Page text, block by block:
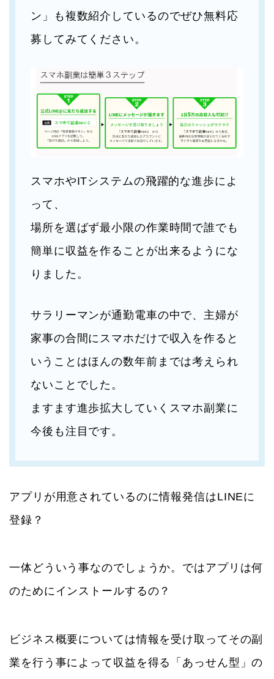
ン」も複数紹介しているのでぜひ無料応
募してみてください。
スマホやITシステムの飛躍的な進歩によ
って、
場所を選ばず最小限の作業時間で誰でも
簡単に収益を作ることが出来るようにな
りました。
サラリーマンが通勤電車の中で、主婦が
家事の合間にスマホだけで収入を作ると
いうことはほんの数年前までは考えられ
ないことでした。
ますます進歩拡大していくスマホ副業に
今後も注目です。
アプリが用意されているのに情報発信はLINEに
登録？
一体どういう事なのでしょうか。ではアプリは何
のためにインストールするの？
ビジネス概要については情報を受け取ってその副
業を行う事によって収益を得る「あっせん型」の